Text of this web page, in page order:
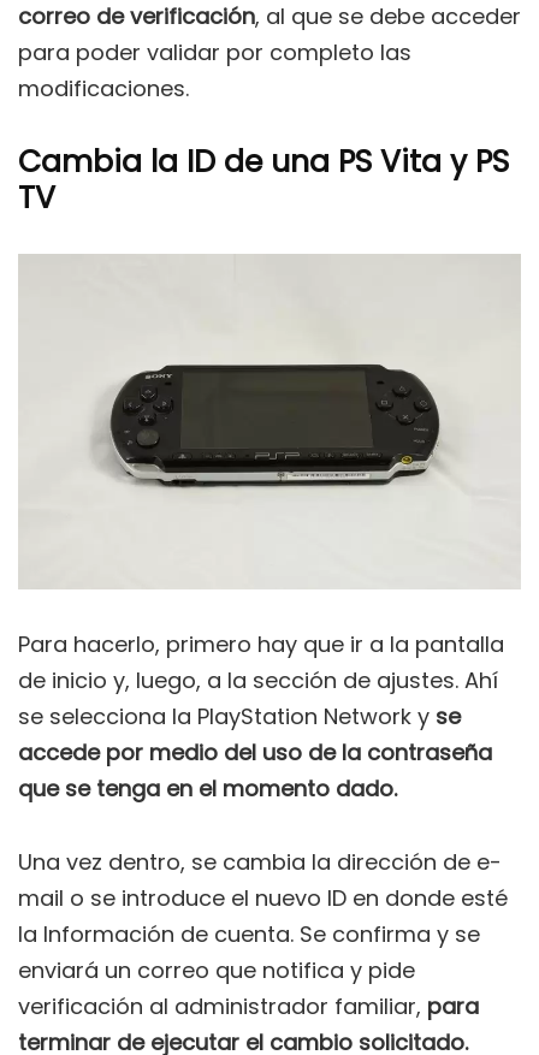
correo de verificación, al que se debe acceder
para poder validar por completo las
modificaciones.
Cambia la ID de una PS Vita y PS
TV
Para hacerlo, primero hay que ir a la pantalla
de inicio y, luego, a la sección de ajustes. Ahí
se selecciona la PlayStation Network y se
accede por medio del uso de la contraseña
que se tenga en el momento dado.
Una vez dentro, se cambia la dirección de e-
mail o se introduce el nuevo ID en donde esté
la Información de cuenta. Se confirma y se
enviará un correo que notifica y pide
verificación al administrador familiar, para
terminar de ejecutar el cambio solicitado.